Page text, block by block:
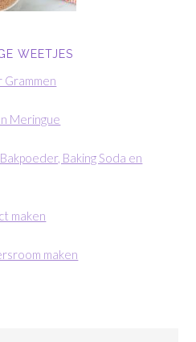
WEETJES
Grammen
Meringue
Baking Soda en
maken
maken